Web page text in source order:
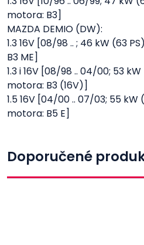
motora: B3]
MAZDA DEMIO (DW):
1.3 16V [08/98 .. ; 46 kW (63
B3 ME]
1.3 i 16V [08/98 .. 04/00; 53
motora: B3 (16V)]
1.5 16V [04/00 .. 07/03; 55 kW
motora: B5 E]
Doporučené